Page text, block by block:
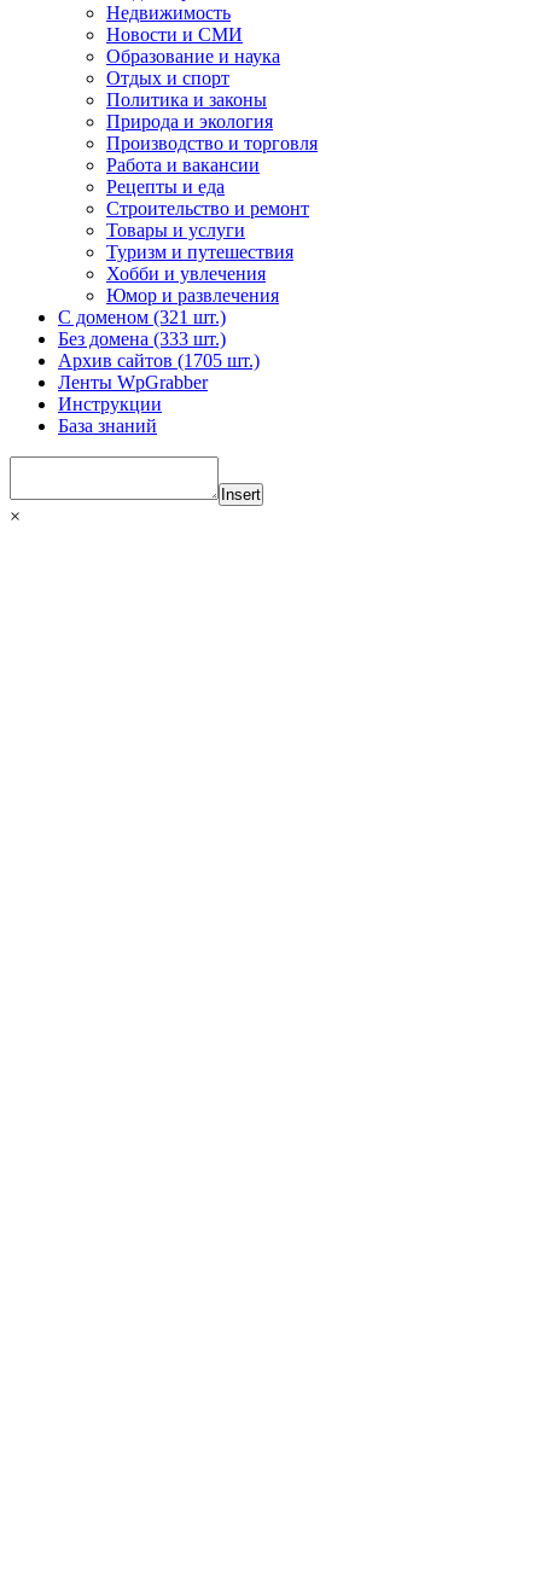
Недвижимость
Новости и СМИ
Образование и наука
Отдых и спорт
Политика и законы
Природа и экология
Производство и торговля
Работа и вакансии
Рецепты и еда
Строительство и ремонт
Товары и услуги
Туризм и путешествия
Хобби и увлечения
Юмор и развлечения
С доменом (321 шт.)
Без домена (333 шт.)
Архив сайтов (1705 шт.)
Ленты WpGrabber
Инструкции
База знаний
Insert
×